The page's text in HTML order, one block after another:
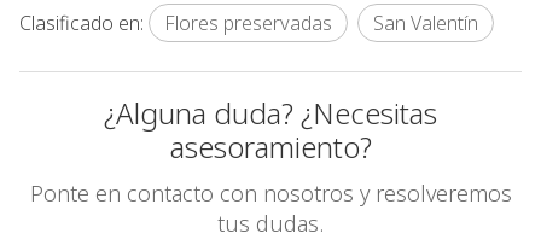
Clasificado en: Flores preservadas San Valentín
¿Alguna duda? ¿Necesitas
asesoramiento?
Ponte en contacto con nosotros y resolveremos
tus dudas.